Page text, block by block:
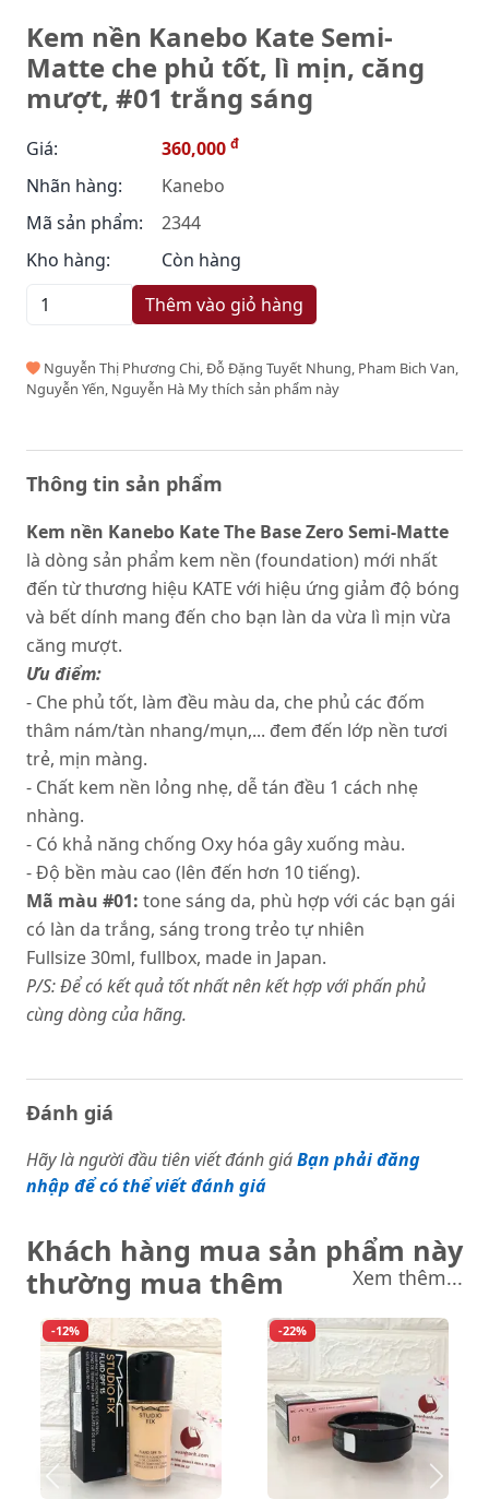
Kem nền Kanebo Kate Semi-
Matte che phủ tốt, lì mịn, căng
mượt, #01 trắng sáng
Giá: 360,000 đ
Nhãn hàng:
Kanebo
Mã sản phẩm:
2344
Kho hàng:
Còn hàng
Thêm vào giỏ hàng
Nguyễn Thị Phương Chi, Đỗ Đặng Tuyết Nhung, Pham Bich Van,
Nguyễn Yến, Nguyễn Hà My thích sản phẩm này
Thông tin sản phẩm
Kem nền Kanebo Kate The Base Zero Semi-Matte
là dòng sản phẩm kem nền (foundation) mới nhất
đến từ thương hiệu KATE với hiệu ứng giảm độ bóng
và bết dính mang đến cho bạn làn da vừa lì mịn vừa
căng mượt.
Ưu điểm:
- Che phủ tốt, làm đều màu da, che phủ các đốm
thâm nám/tàn nhang/mụn,... đem đến lớp nền tươi
trẻ, mịn màng.
- Chất kem nền lỏng nhẹ, dễ tán đều 1 cách nhẹ
nhàng.
- Có khả năng chống Oxy hóa gây xuống màu.
- Độ bền màu cao (lên đến hơn 10 tiếng).
Mã màu #01: tone sáng da, phù hợp với các bạn gái
có làn da trắng, sáng trong trẻo tự nhiên
Fullsize 30ml, fullbox, made in Japan.
P/S: Để có kết quả tốt nhất nên kết hợp với phấn phủ
cùng dòng của hãng.
Đánh giá
Hãy là người đầu tiên viết đánh giáBạn phải đăng
nhập để có thể viết đánh giá
Khách hàng mua sản phẩm này
thường mua thêm
Xem thêm...
-12% -22%